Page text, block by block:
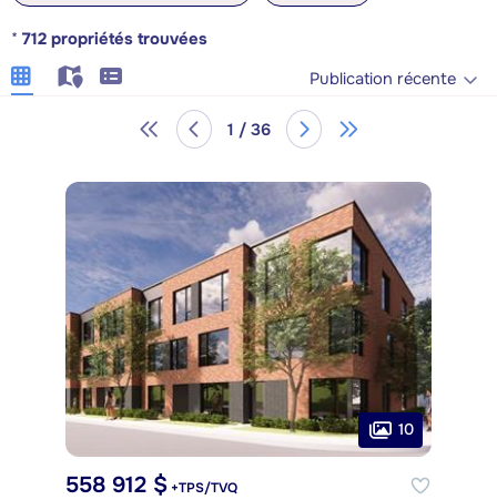
* 712 propriétés trouvées
Publication récente
1 / 36
10
558 912 $ +TPS/TVQ